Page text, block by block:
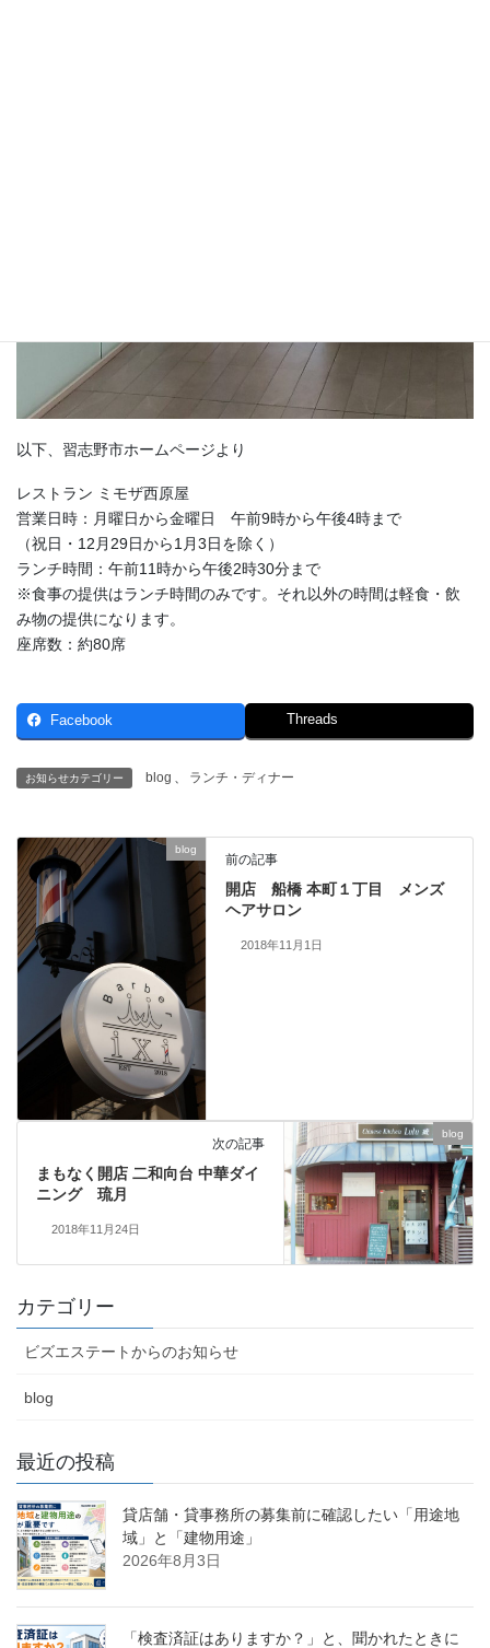
以下、習志野市ホームページより
レストラン ミモザ西原屋
営業日時：月曜日から金曜日 午前9時から午後4時まで
（祝日・12月29日から1月3日を除く）
ランチ時間：午前11時から午後2時30分まで
※食事の提供はランチ時間のみです。それ以外の時間は軽食・飲
み物の提供になります。
座席数：約80席
Facebook Threads
お知らせカテゴリー blog ランチ・ディナー
blog
前の記事
開店 船橋 本町１丁目 メンズ
ヘアサロン
2018年11月1日
blog
次の記事
まもなく開店 二和向台 中華ダイ
ニング 琉月
2018年11月24日
カテゴリー
ビズエステートからのお知らせ
blog
最近の投稿
貸店舗・貸事務所の募集前に確認したい「用途地
域」と「建物用途」
2026年8月3日
「検査済証はありますか？」と、聞かれたときに